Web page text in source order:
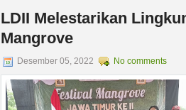
LDII Melestarikan
Mangrove
Desember 05, 2022 No comments